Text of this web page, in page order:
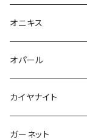
オニキス
オパール
カイヤナイト
ガーネット